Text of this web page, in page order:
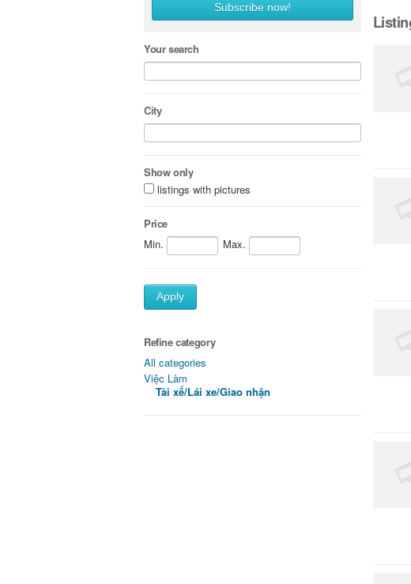
Subscribe now!
Your search
City
Show only
listings with pictures
Price
Min.
Max.
Apply
Refine category
All categories
Việc Làm
Tài xế/Lái xe/Giao nhận